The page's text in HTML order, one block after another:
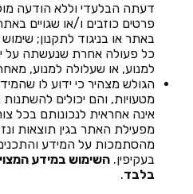
דעתה הבלעדי וללא הודעה
פרטים כוזבים ו/או שגויים
באתר או בניגוד לתקנון;
כל פעולה אחרת שנעשתה על
למנוע, או שעלולה למנוע,
הגולש מצהיר כי ידוע לו
מטעויות, והם יכולים
אינה אחראית לנכונותם בכל
מפעילת האתר בגין תוצאות
מהסתמכות על המידע
בעקיפין. השימוש במידע
בלבד.